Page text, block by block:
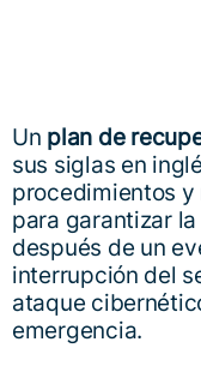
Un plan de
sus siglas en
procedimientos
para garantizar
después de un
interrupción del
ataque
emergencia.